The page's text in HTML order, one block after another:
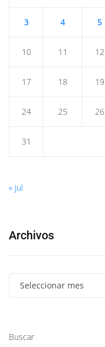
3 4 5
10 11 12
17 18 19
24 25 26
31
« Jul
Archivos
Seleccionar mes
Buscar